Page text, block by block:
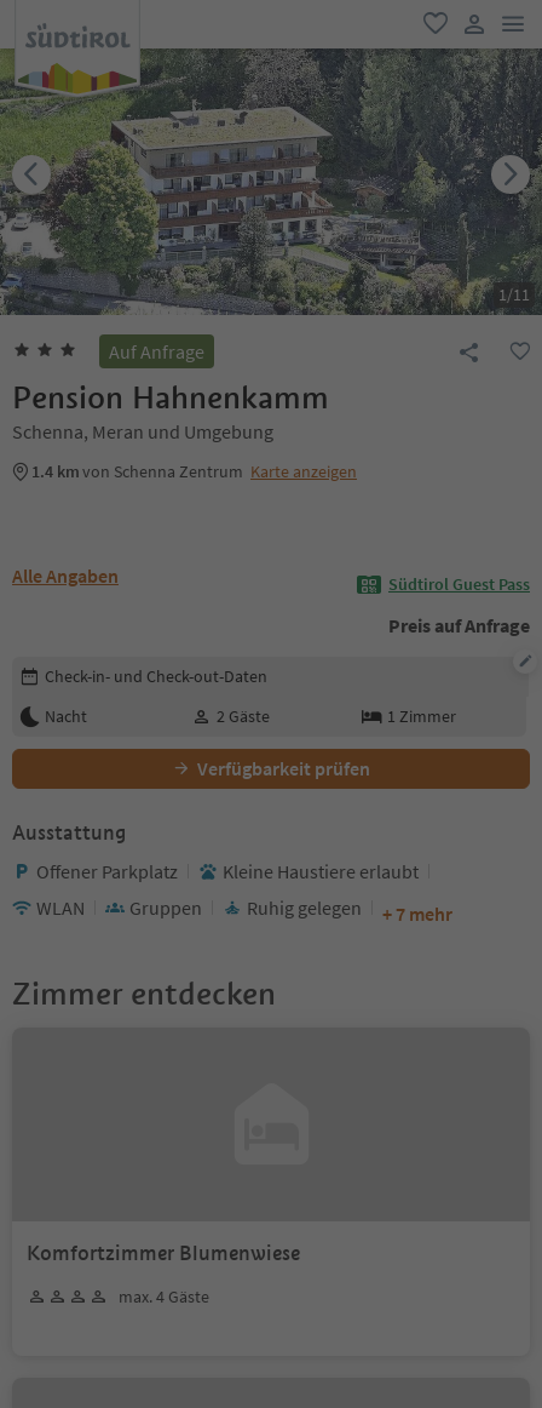
favorit
user link
1/11
Auf Anfrage
Pension Hahnenkamm
Schenna, Meran und Umgebung
1.4 kmvon Schenna Zentrum Karte anzeigen
Alle Angaben Südtirol Guest Pass
Preis auf Anfrage
Buchungsdetails bearbeiten
Check-in- und Check-out-Daten
Nacht
2 Gäste 1 Zimmer
Verfügbarkeit prüfen
Ausstattung
Offener Parkplatz
Kleine Haustiere erlaubt
WLAN
Gruppen Ruhig gelegen + 7 mehr
Zimmer entdecken
Komfortzimmer Blumenwiese
max. 4 Gäste